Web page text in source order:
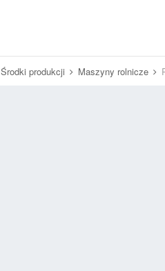
Środki produkcji Maszyny rolnicze